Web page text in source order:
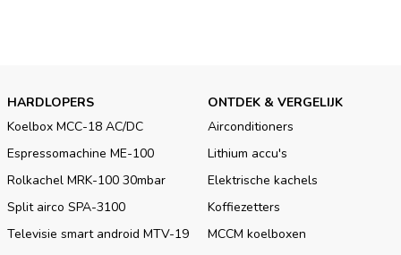
HARDLOPERS
Koelbox MCC-18 AC/DC
Espressomachine ME-100
Rolkachel MRK-100 30mbar
Split airco SPA-3100
Televisie smart android MTV-19
ONTDEK & VERGELIJK
Airconditioners
Lithium accu's
Elektrische kachels
Koffiezetters
MCCM koelboxen